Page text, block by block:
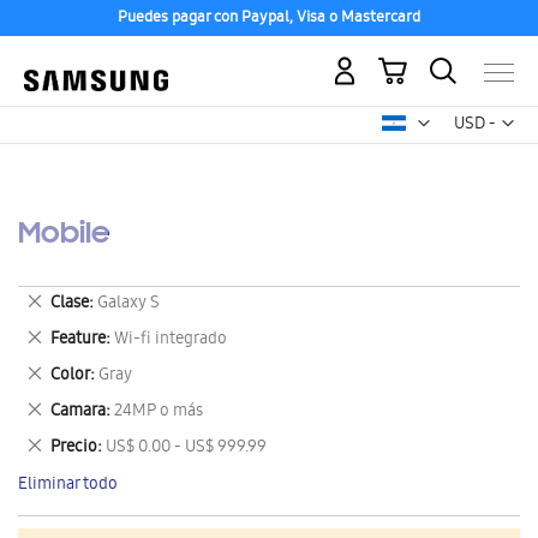
Puedes pagar con Paypal, Visa o Mastercard
USD -
dólar
Mi carrito
Mobile
Clase Galaxy S
Eliminar
este
artículo
Feature Wi-fi integrado
Eliminar
este
artículo
Color Gray
Eliminar
este
artículo
Camara 24MP o más
Eliminar
este
artículo
Precio US$ 0.00 - US$ 999.99
Eliminar
este
artículo
Eliminar todo